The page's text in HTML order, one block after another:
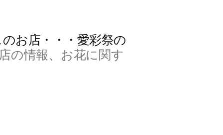
お店・・・愛彩祭の
の情報、お花に関す